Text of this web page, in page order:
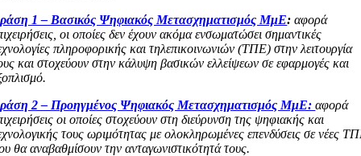
1 – Βασικός Ψηφιακός Μετασχηματισμός ΜμΕ: αφορά
οι οποίες δεν έχουν ακόμα ενσωματώσει σημαντικές
πληροφορικής και τηλεπικοινωνιών (ΤΠΕ) στην λειτουργία
και στοχεύουν στην κάλυψη βασικών ελλείψεων σε εφαρμογές και
2 – Προηγμένος Ψηφιακός Μετασχηματισμός ΜμΕ:αφορά
οι οποίες στοχεύουν στη διεύρυνση της ψηφιακής και
τους ωριμότητας με ολοκληρωμένες επενδύσεις σε νέες
θα αναβαθμίσουν την ανταγωνιστικότητά τους.